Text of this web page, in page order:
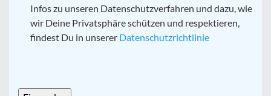
Infos zu unseren Datenschutzverfahren und dazu, wie
wir Deine Privatsphäre schützen und respektieren,
findest Du in unserer Datenschutzrichtlinie